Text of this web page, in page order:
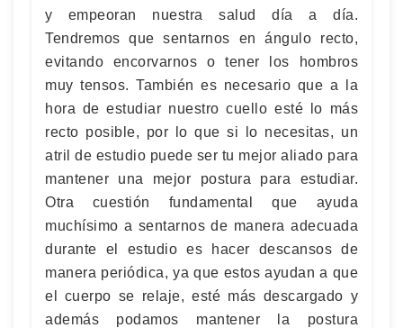
y empeoran nuestra salud día a día.
Tendremos que sentarnos en ángulo recto,
evitando encorvarnos o tener los hombros
muy tensos. También es necesario que a la
hora de estudiar nuestro cuello esté lo más
recto posible, por lo que si lo necesitas, un
atril de estudio puede ser tu mejor aliado para
mantener una mejor postura para estudiar.
Otra cuestión fundamental que ayuda
muchísimo a sentarnos de manera adecuada
durante el estudio es hacer descansos de
manera periódica, ya que estos ayudan a que
el cuerpo se relaje, esté más descargado y
además podamos mantener la postura